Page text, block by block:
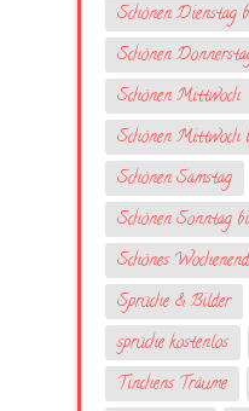
Schönen Dienstag
Schönen
Schönen Mittwoch
Schönen Mittwoch
Schönen Samstag
Schönen Sonntag
Schönes
Sprüche & Bilder
sprüche kostenlos
Tinchens Träume